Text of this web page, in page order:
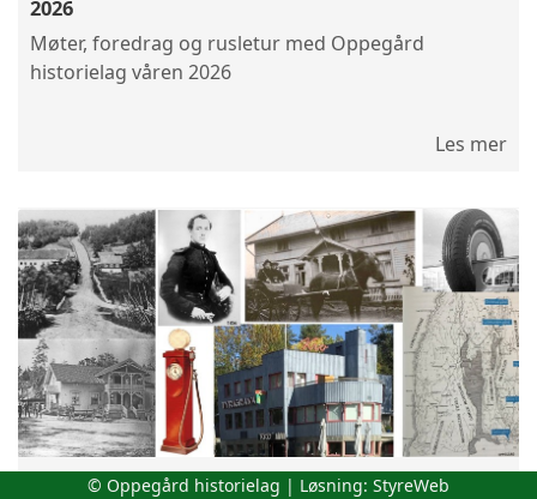
2026
Møter, foredrag og rusletur med Oppegård
historielag våren 2026
Les mer
Foredrag 20.1.26: Gamle Mossevei og Tyrigrava
© Oppegård historielag | Løsning: StyreWeb